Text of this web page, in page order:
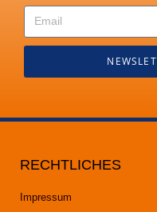
RECHTLICHES
Impressum